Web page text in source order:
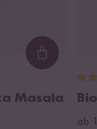
Masala
ab